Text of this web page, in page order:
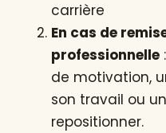
carrière
En cas de
professionnelle
de motivation,
son travail ou
repositionner.